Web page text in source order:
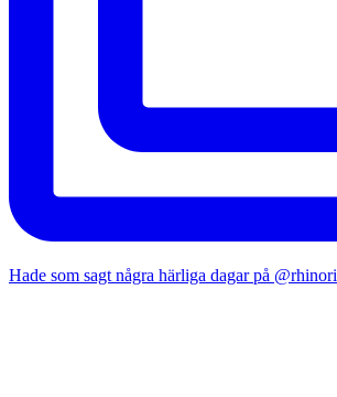
Hade som sagt några härliga dagar på